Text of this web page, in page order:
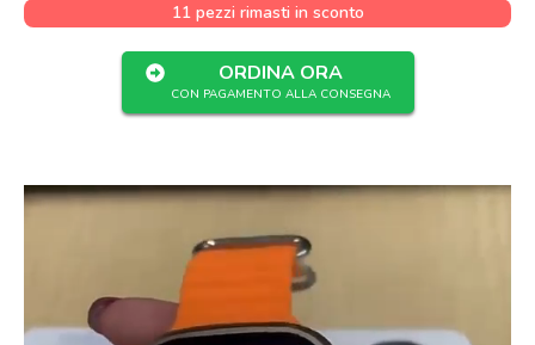
11 pezzi rimasti in sconto
ORDINA ORA
CON PAGAMENTO ALLA CONSEGNA